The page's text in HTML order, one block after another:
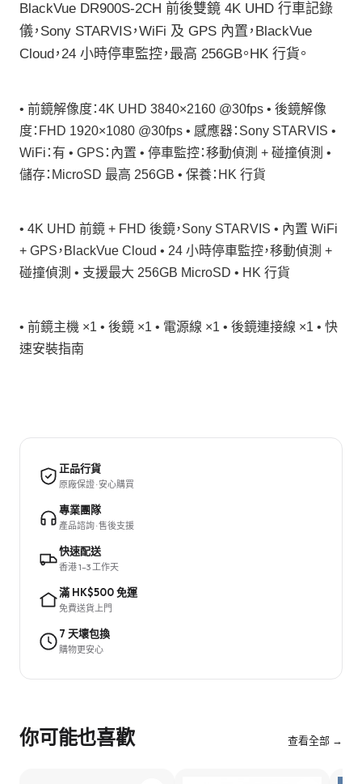
BlackVue DR900S-2CH 前後雙鏡 4K UHD 行車記錄
儀，Sony STARVIS，WiFi 及 GPS 內置，BlackVue
Cloud，24 小時停車監控，最高 256GB。HK 行貨。
• 前鏡解像度：4K UHD 3840×2160 @30fps • 後鏡解像
度：FHD 1920×1080 @30fps • 感應器：Sony STARVIS •
WiFi：有 • GPS：內置 • 停車監控：移動偵測 + 碰撞偵測 •
儲存：MicroSD 最高 256GB • 保養：HK 行貨
• 4K UHD 前鏡 + FHD 後鏡，Sony STARVIS • 內置 WiFi
+ GPS，BlackVue Cloud • 24 小時停車監控，移動偵測 +
碰撞偵測 • 支援最大 256GB MicroSD • HK 行貨
• 前鏡主機 ×1 • 後鏡 ×1 • 電源線 ×1 • 後鏡連接線 ×1 • 快
速安裝指南
正品行貨
原廠保證 · 安心購買
專業團隊
產品諮詢 · 售後支援
快速配送
香港 1–3 工作天
滿 HK$500 免運
免費送貨上門
7 天壞包換
購物更安心
你可能也喜歡 查看全部 →